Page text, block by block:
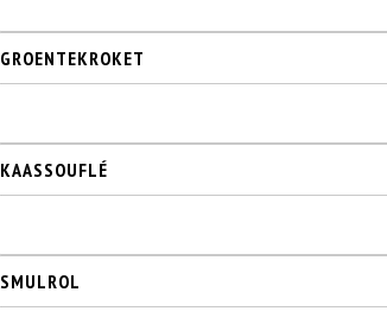
GROENTEKROKET
KAASSOUFLÉ
SMULROL